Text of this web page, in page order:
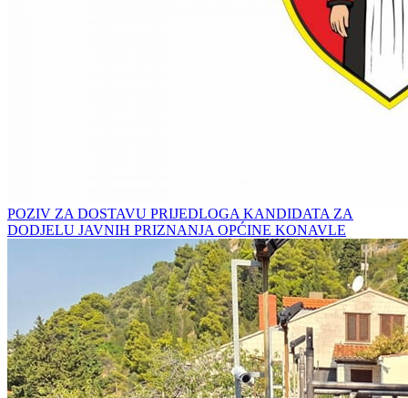
POZIV ZA DOSTAVU PRIJEDLOGA KANDIDATA ZA
DODJELU JAVNIH PRIZNANJA OPĆINE KONAVLE